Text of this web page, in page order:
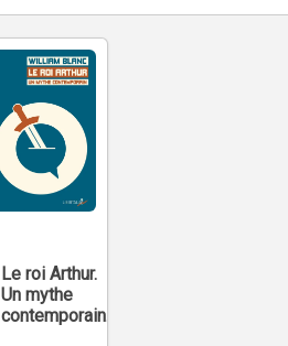
Le roi Arthur.
Un mythe
contemporain.